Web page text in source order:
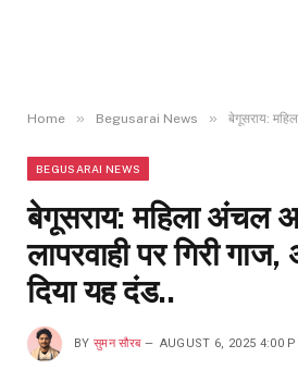
Home » Begusarai News » बेगूसराय: महिला अंचल
BEGUSARAI NEWS
बेगूसराय: महिला अंचल
लापरवाही पर गिरी
दिया यह दंड..
BY सुमन सौरब AUGUST 6, 2025 4:00